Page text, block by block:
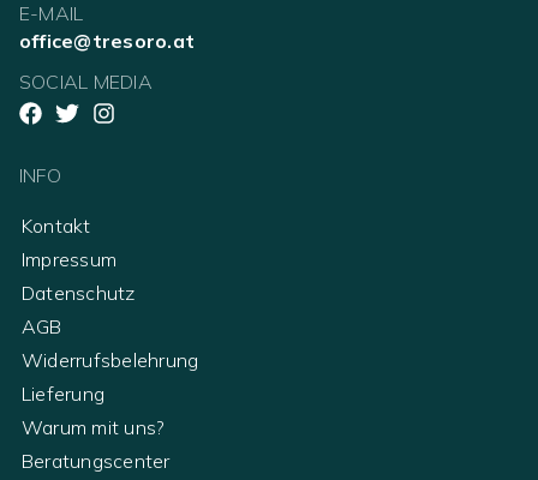
E-MAIL
office@tresoro.at
SOCIAL MEDIA
INFO
Kontakt
Impressum
Datenschutz
AGB
Widerrufsbelehrung
Lieferung
Warum mit uns?
Beratungscenter